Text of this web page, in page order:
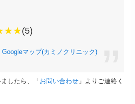
(5)
Googleマップ(カミノクリニック)
したら、「お問い合わせ 」よりご連絡く